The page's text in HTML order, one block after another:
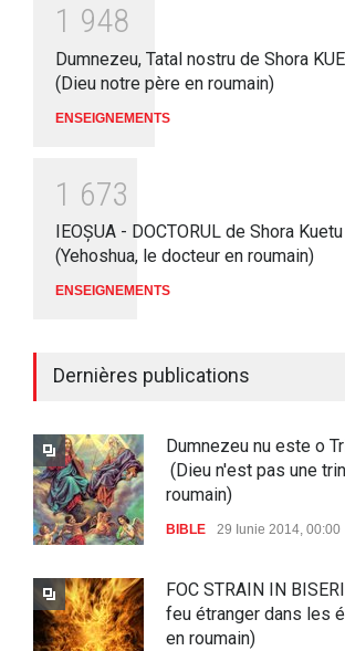
1 948
Dumnezeu, Tatal nostru de Shora
(Dieu notre père en roumain)
ENSEIGNEMENTS
1 673
IEOŞUA - DOCTORUL de Shora Kuetu
(Yehoshua, le docteur en roumain)
ENSEIGNEMENTS
Dernières publications
Dumnezeu nu este o
(Dieu n'est pas une
roumain)
BIBLE 29 Iunie 2014, 00:00
FOC STRAIN IN
feu étranger dans les
en roumain)